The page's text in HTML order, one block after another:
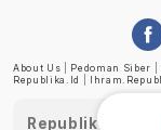
About Us Pedoman Siber
Republika.id
Republika